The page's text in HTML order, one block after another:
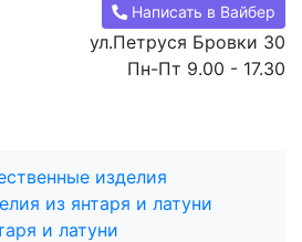
Написать в Вайбер
ул.Петруся Бровки 30
Пн-Пт 9.00 - 17.30
изделия
из янтаря и латуни
и латуни